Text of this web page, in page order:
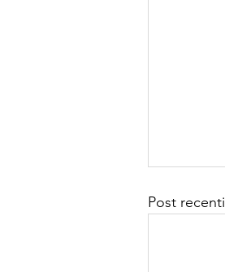
Post recenti